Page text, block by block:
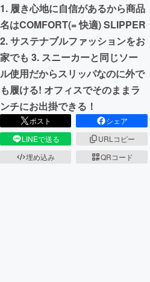
CAMPFIRE for Social Good
CAMPFIREふるさと納税
1. 履き心地に自信があるから商品
名はCOMFORT(= 快適) SLIPPER
2. サステナブルファッションをお
家でも 3. スニーカーと同じソー
ル使用だからスリッパなのに外で
も履ける! オフィスでそのままラ
ンチにお出掛できる！
ポスト
シェア
LINEで送る
URLコピー
埋め込み
QRコード